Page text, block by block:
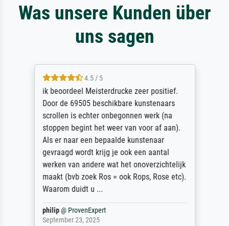
Was unsere Kunden über
uns sagen
4.5 / 5
ik beoordeel Meisterdrucke zeer positief.
Door de 69505 beschikbare kunstenaars
scrollen is echter onbegonnen werk (na
stoppen begint het weer van voor af aan).
Als er naar een bepaalde kunstenaar
gevraagd wordt krijg je ook een aantal
werken van andere wat het onoverzichtelijk
maakt (bvb zoek Ros = ook Rops, Rose etc).
Waarom duidt u ...
philip@ ProvenExpert
September 23, 2025